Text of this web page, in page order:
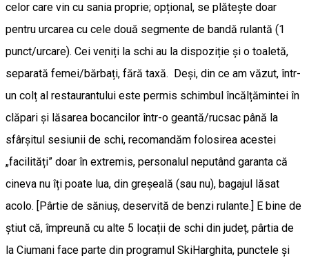
celor care vin cu sania proprie; opțional, se plătește doar
pentru urcarea cu cele două segmente de bandă rulantă (1
punct/urcare). Cei veniți la schi au la dispoziție și o toaletă,
separată femei/bărbați, fără taxă. Deși, din ce am văzut, într-
un colț al restaurantului este permis schimbul încălțămintei în
clăpari și lăsarea bocancilor într-o geantă/rucsac până la
sfârșitul sesiunii de schi, recomandăm folosirea acestei
„facilități” doar în extremis, personalul neputând garanta că
cineva nu îți poate lua, din greșeală (sau nu), bagajul lăsat
acolo. [Pârtie de săniuș, deservită de benzi rulante.] E bine de
știut că, împreună cu alte 5 locații de schi din județ, pârtia de
la Ciumani face parte din programul SkiHarghita, punctele și